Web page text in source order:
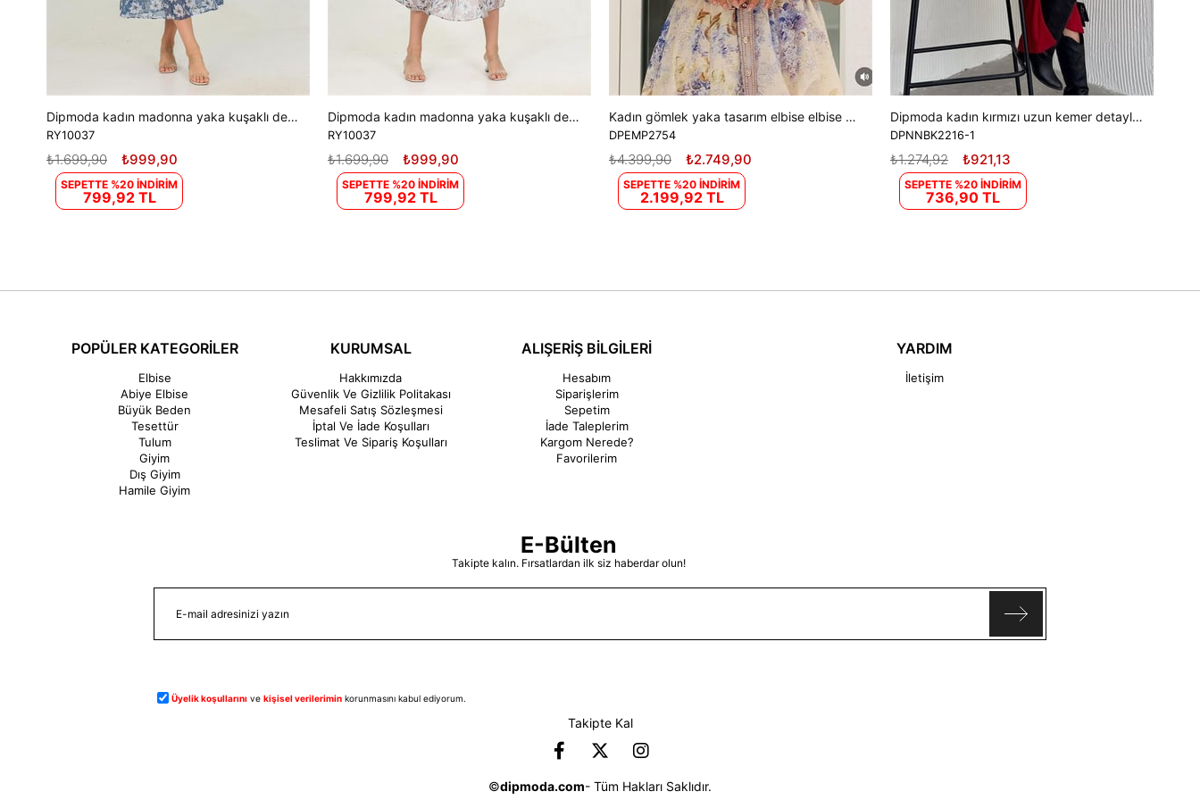
Dipmoda kadın madonna yaka kuşaklı desenli şifon elbise RY10037
RY10037
₺999,90
₺1.699,90
SEPETTE %20 İNDİRİM
799,92 TL
Dipmoda kadın madonna yaka kuşaklı desenli şifon elbise RY10037
RY10037
₺999,90
₺1.699,90
SEPETTE %20 İNDİRİM
799,92 TL
Kadın gömlek yaka tasarım elbise elbise DPEMP2754
DPEMP2754
₺2.749,90
₺4.399,90
SEPETTE %20 İNDİRİM
2.199,92 TL
Dipmoda kadın kırmızı uzun kemer detaylı elbise DPK2216
DPNNBK2216-1
₺921,13
₺1.274,92
SEPETTE %20 İNDİRİM
736,90 TL
POPÜLER KATEGORİLER
Elbise
Abiye Elbise
Büyük Beden
Tesettür
Tulum
Giyim
Dış Giyim
Hamile Giyim
KURUMSAL
Hakkımızda
Güvenlik Ve Gizlilik Politakası
Mesafeli Satış Sözleşmesi
İptal Ve İade Koşulları
Teslimat Ve Sipariş Koşulları
ALIŞERİŞ BİLGİLERİ
Hesabım
Siparişlerim
Sepetim
İade Taleplerim
Kargom Nerede?
Favorilerim
YARDIM
İletişim
E-Bülten
Takipte kalın. Fırsatlardan ilk siz haberdar olun!
Üyelik koşullarını ve kişisel verilerimin korunmasını kabul ediyorum.
Takipte Kal
©dipmoda.com- Tüm Hakları Saklıdır.